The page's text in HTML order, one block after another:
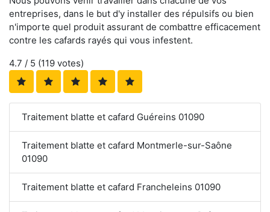
entreprises, dans le but d'y installer des répulsifs ou bien
n'importe quel produit assurant de combattre efficacement
contre les cafards rayés qui vous infestent.
4.7 / 5 (119 votes)
Traitement blatte et cafard Guéreins 01090
Traitement blatte et cafard Montmerle-sur-Saône
01090
Traitement blatte et cafard Francheleins 01090